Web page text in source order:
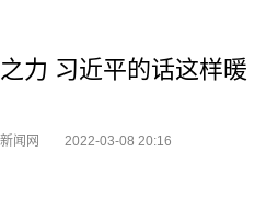
力 习近平的话这样暖
闻网 2022-03-08 20:16